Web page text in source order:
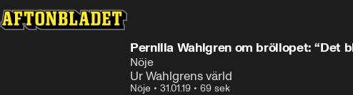
Pernilla Wahlgren om bröllopet: “Det
Nöje
Ur Wahlgrens värld
Nöje • 31.01.19 • 69 sek